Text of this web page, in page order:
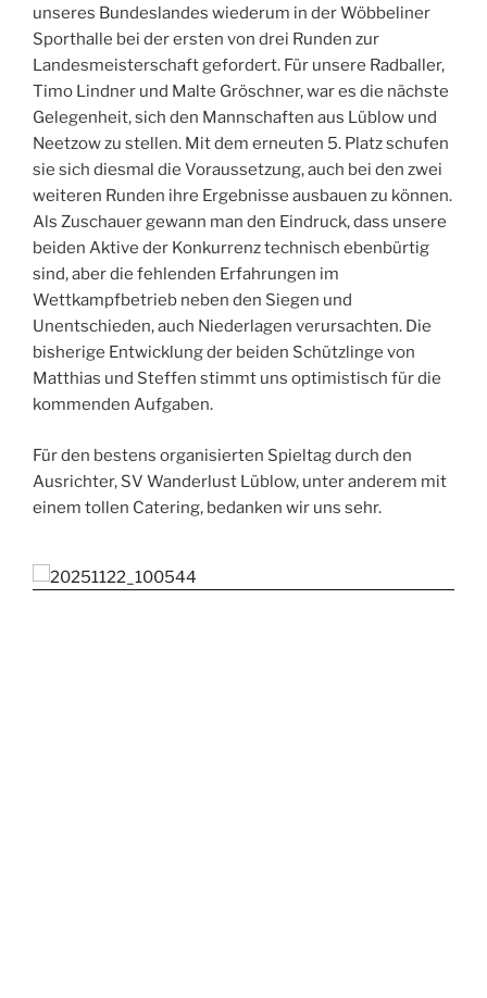
unseres Bundeslandes wiederum in der Wöbbeliner
Sporthalle bei der ersten von drei Runden zur
Landesmeisterschaft gefordert. Für unsere Radballer,
Timo Lindner und Malte Gröschner, war es die nächste
Gelegenheit, sich den Mannschaften aus Lüblow und
Neetzow zu stellen. Mit dem erneuten 5. Platz schufen
sie sich diesmal die Voraussetzung, auch bei den zwei
weiteren Runden ihre Ergebnisse ausbauen zu können.
Als Zuschauer gewann man den Eindruck, dass unsere
beiden Aktive der Konkurrenz technisch ebenbürtig
sind, aber die fehlenden Erfahrungen im
Wettkampfbetrieb neben den Siegen und
Unentschieden, auch Niederlagen verursachten. Die
bisherige Entwicklung der beiden Schützlinge von
Matthias und Steffen stimmt uns optimistisch für die
kommenden Aufgaben.
Für den bestens organisierten Spieltag durch den
Ausrichter, SV Wanderlust Lüblow, unter anderem mit
einem tollen Catering, bedanken wir uns sehr.